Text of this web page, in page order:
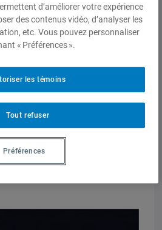
la Coop UQAM
356074-
MÉLANIE DUFOUR-
L’Amérique latine :
autrement.
(Hubert Carton)
de l’Université du
d’améliorer votre expérience
des contenus vidéo, d’analyser les
etc. Vous pouvez personnaliser
« Préférences ».
Tout refuser
les témoins
Préférences